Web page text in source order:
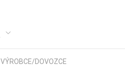
VÝROBCE/DOVOZCE